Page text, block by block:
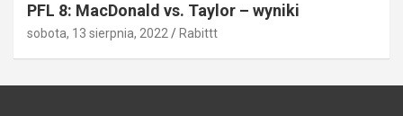
PFL 8: MacDonald vs. Taylor – wyniki
sobota, 13 sierpnia, 2022 Rabittt